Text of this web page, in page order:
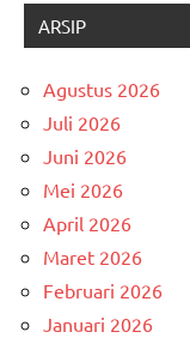
ARSIP
Agustus 2026
Juli 2026
Juni 2026
Mei 2026
April 2026
Maret 2026
Februari 2026
Januari 2026